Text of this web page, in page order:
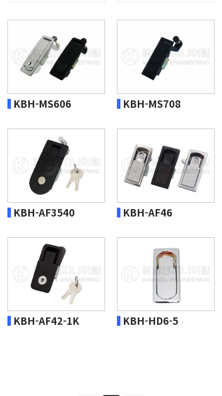
KBH-MS606 KBH-MS708
KBH-AF3540 KBH-AF46
KBH-AF42-1K KBH-HD6-5